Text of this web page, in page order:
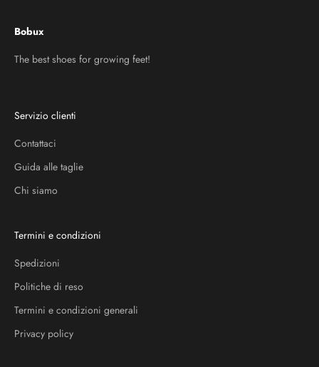
Bobux
The best shoes for growing feet!
Servizio clienti
Contattaci
Guida alle taglie
Chi siamo
Termini e condizioni
Spedizioni
Politiche di reso
Termini e condizioni generali
Privacy policy